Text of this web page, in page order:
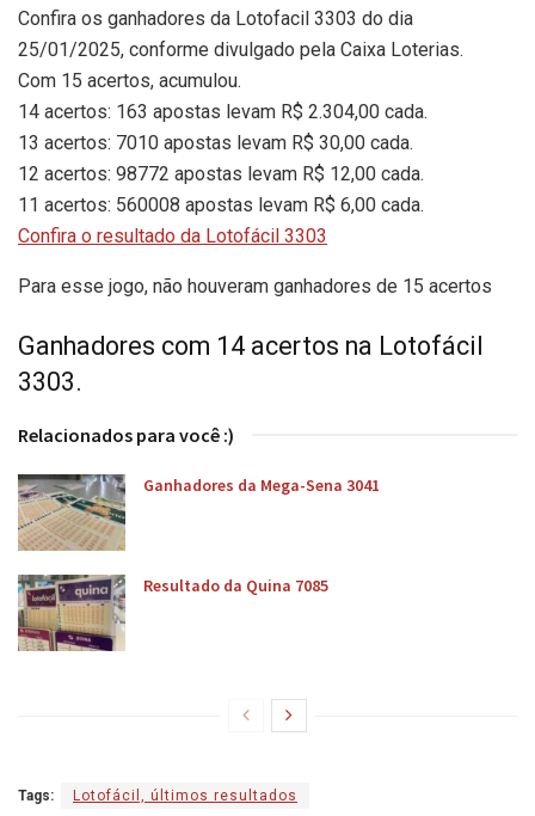
Confira os ganhadores da Lotofacil 3303 do dia
25/01/2025, conforme divulgado pela Caixa Loterias.
Com 15 acertos, acumulou.
14 acertos: 163 apostas levam R$ 2.304,00 cada.
13 acertos: 7010 apostas levam R$ 30,00 cada.
12 acertos: 98772 apostas levam R$ 12,00 cada.
11 acertos: 560008 apostas levam R$ 6,00 cada.
Confira o resultado da Lotofácil 3303
Para esse jogo, não houveram ganhadores de 15 acertos
Ganhadores com 14 acertos na Lotofácil
3303.
Relacionados para você :)
Ganhadores da Mega-Sena 3041
Resultado da Quina 7085
Tags: Lotofácil, últimos resultados